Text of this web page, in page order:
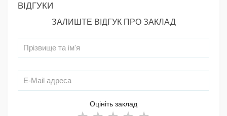
ВІДГУКИ
ЗАЛИШТЕ ВІДГУК ПРО ЗАКЛАД
Оцініть заклад